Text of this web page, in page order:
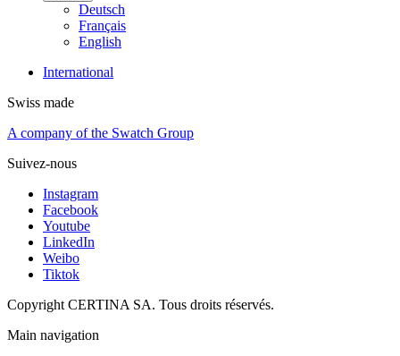
Deutsch
Français
English
International
Swiss made
A company of the Swatch Group
Suivez-nous
Instagram
Facebook
Youtube
LinkedIn
Weibo
Tiktok
Copyright CERTINA SA. Tous droits réservés.
Main navigation